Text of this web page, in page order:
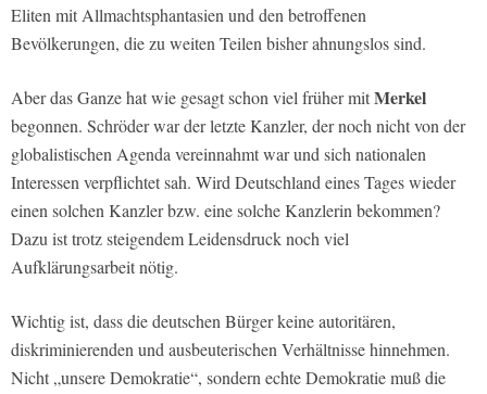
Eliten mit Allmachtsphantasien und den betroffenen
Bevölkerungen, die zu weiten Teilen bisher ahnungslos sind.
Aber das Ganze hat wie gesagt schon viel früher mitMerkel
begonnen. Schröder war der letzte Kanzler, der noch nicht von der
globalistischen Agenda vereinnahmt war und sich nationalen
Interessen verpflichtet sah. Wird Deutschland eines Tages wieder
einen solchen Kanzler bzw. eine solche Kanzlerin bekommen?
Dazu ist trotz steigendem Leidensdruck noch viel
Aufklärungsarbeit nötig.
Wichtig ist, dass die deutschen Bürger keine autoritären,
diskriminierenden und ausbeuterischen Verhältnisse hinnehmen.
Nicht „unsere Demokratie“, sondern echte Demokratie muß die